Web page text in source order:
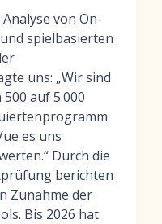
von On-
spielbasierten
uns: „Wir sind
auf 5.000
es uns
Durch die
berichten
Zunahme der
Bis 2026 hat